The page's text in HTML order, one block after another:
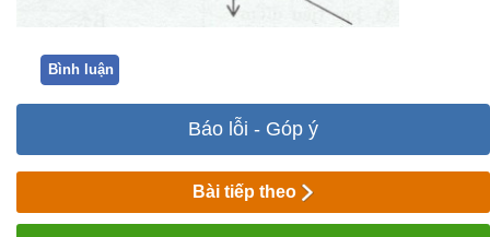
Bình luận
Báo lỗi - Góp ý
Bài tiếp theo